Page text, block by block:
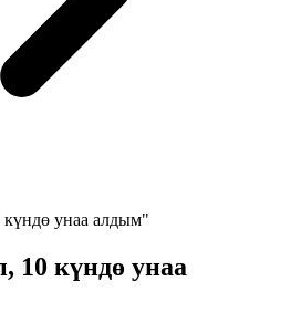
унаа алдым"
10 күндө унаа